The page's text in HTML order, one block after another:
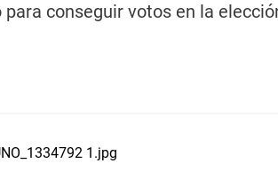
conseguir votos en la